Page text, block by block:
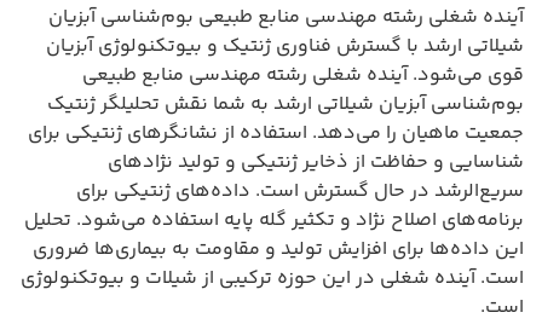
آینده شغلی رشته مهندسی منابع طبیعی بوم‌شناسی آبزیان
شیلاتی ارشد با گسترش فناوری ژنتیک و بیوتکنولوژی آبزیان
قوی می‌شود. آینده شغلی رشته مهندسی منابع طبیعی
بوم‌شناسی آبزیان شیلاتی ارشد به شما نقش تحلیلگر ژنتیک
جمعیت ماهیان را می‌دهد. استفاده از نشانگرهای ژنتیکی برای
شناسایی و حفاظت از ذخایر ژنتیکی و تولید نژادهای
سریع‌الرشد در حال گسترش است. داده‌های ژنتیکی برای
برنامه‌های اصلاح نژاد و تکثیر گله پایه استفاده می‌شود. تحلیل
این داده‌ها برای افزایش تولید و مقاومت به بیماری‌ها ضروری
است. آینده شغلی در این حوزه ترکیبی از شیلات و بیوتکنولوژی
است.